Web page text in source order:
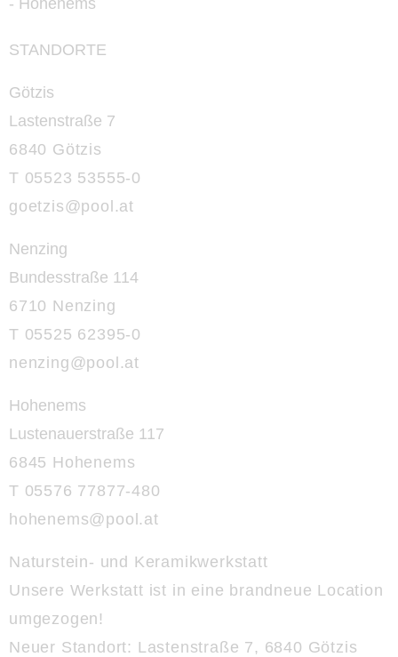
STANDORTE
Götzis
Lastenstraße 7
6840 Götzis
T 05523 53555-0
goetzis@pool.at
Nenzing
Bundesstraße 114
6710 Nenzing
T 05525 62395-0
nenzing@pool.at
Hohenems
Lustenauerstraße 117
6845 Hohenems
T 05576 77877-480
hohenems@pool.at
Naturstein- und Keramikwerkstatt
Unsere Werkstatt ist in eine brandneue Location
umgezogen!
Neuer Standort: Lastenstraße 7, 6840 Götzis